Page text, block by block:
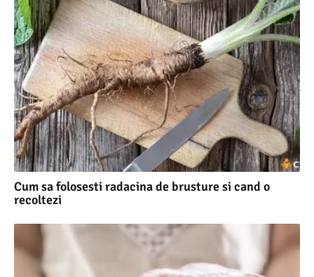
Cum sa folosesti radacina de brusture si cand o
recoltezi